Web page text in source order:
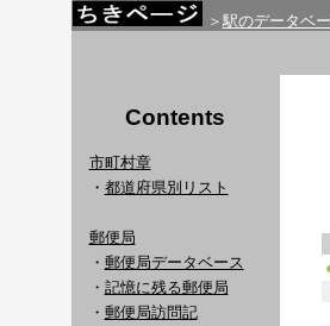
＞ 駅のデータベ
Contents
市町村章
・ 都道府県別リスト
郵便局
・ 郵便局データベース
・ 記憶に残る郵便局
・ 郵便局訪問記